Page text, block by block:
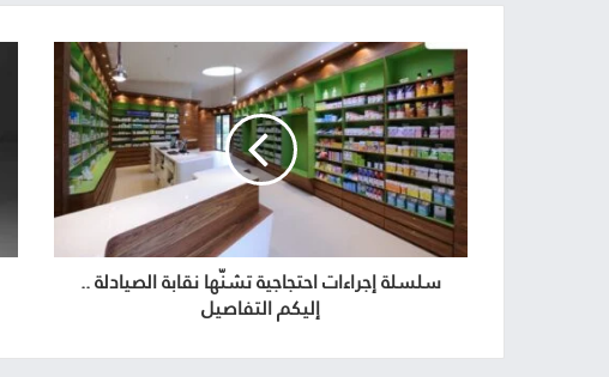
سلسلة إجراءات احتجاجية تشنّها نقابة الصيادلة ..
إليكم التفاصيل